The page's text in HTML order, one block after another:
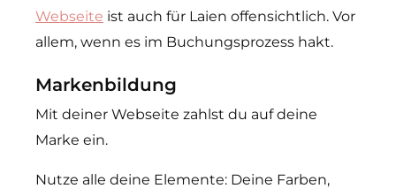
Webseite ist auch für Laien offensichtlich. Vor
allem, wenn es im Buchungsprozess hakt.
Markenbildung
Mit deiner Webseite zahlst du auf deine
Marke ein.
Nutze alle deine Elemente: Deine Farben,